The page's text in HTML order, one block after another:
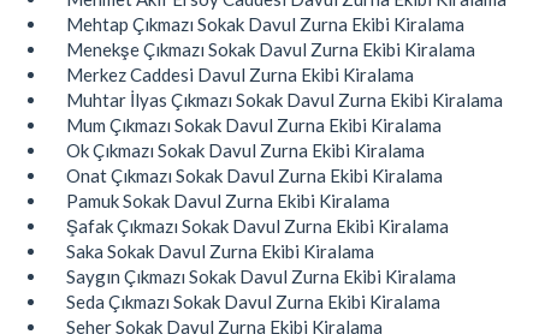
Mehtap Çıkmazı Sokak Davul Zurna Ekibi Kiralama
Menekşe Çıkmazı Sokak Davul Zurna Ekibi Kiralama
Merkez Caddesi Davul Zurna Ekibi Kiralama
Muhtar İlyas Çıkmazı Sokak Davul Zurna Ekibi Kiralama
Mum Çıkmazı Sokak Davul Zurna Ekibi Kiralama
Ok Çıkmazı Sokak Davul Zurna Ekibi Kiralama
Onat Çıkmazı Sokak Davul Zurna Ekibi Kiralama
Pamuk Sokak Davul Zurna Ekibi Kiralama
Şafak Çıkmazı Sokak Davul Zurna Ekibi Kiralama
Saka Sokak Davul Zurna Ekibi Kiralama
Saygın Çıkmazı Sokak Davul Zurna Ekibi Kiralama
Seda Çıkmazı Sokak Davul Zurna Ekibi Kiralama
Seher Sokak Davul Zurna Ekibi Kiralama